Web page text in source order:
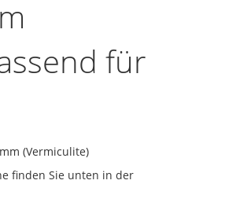
für
(Vermiculite)
finden Sie unten in der